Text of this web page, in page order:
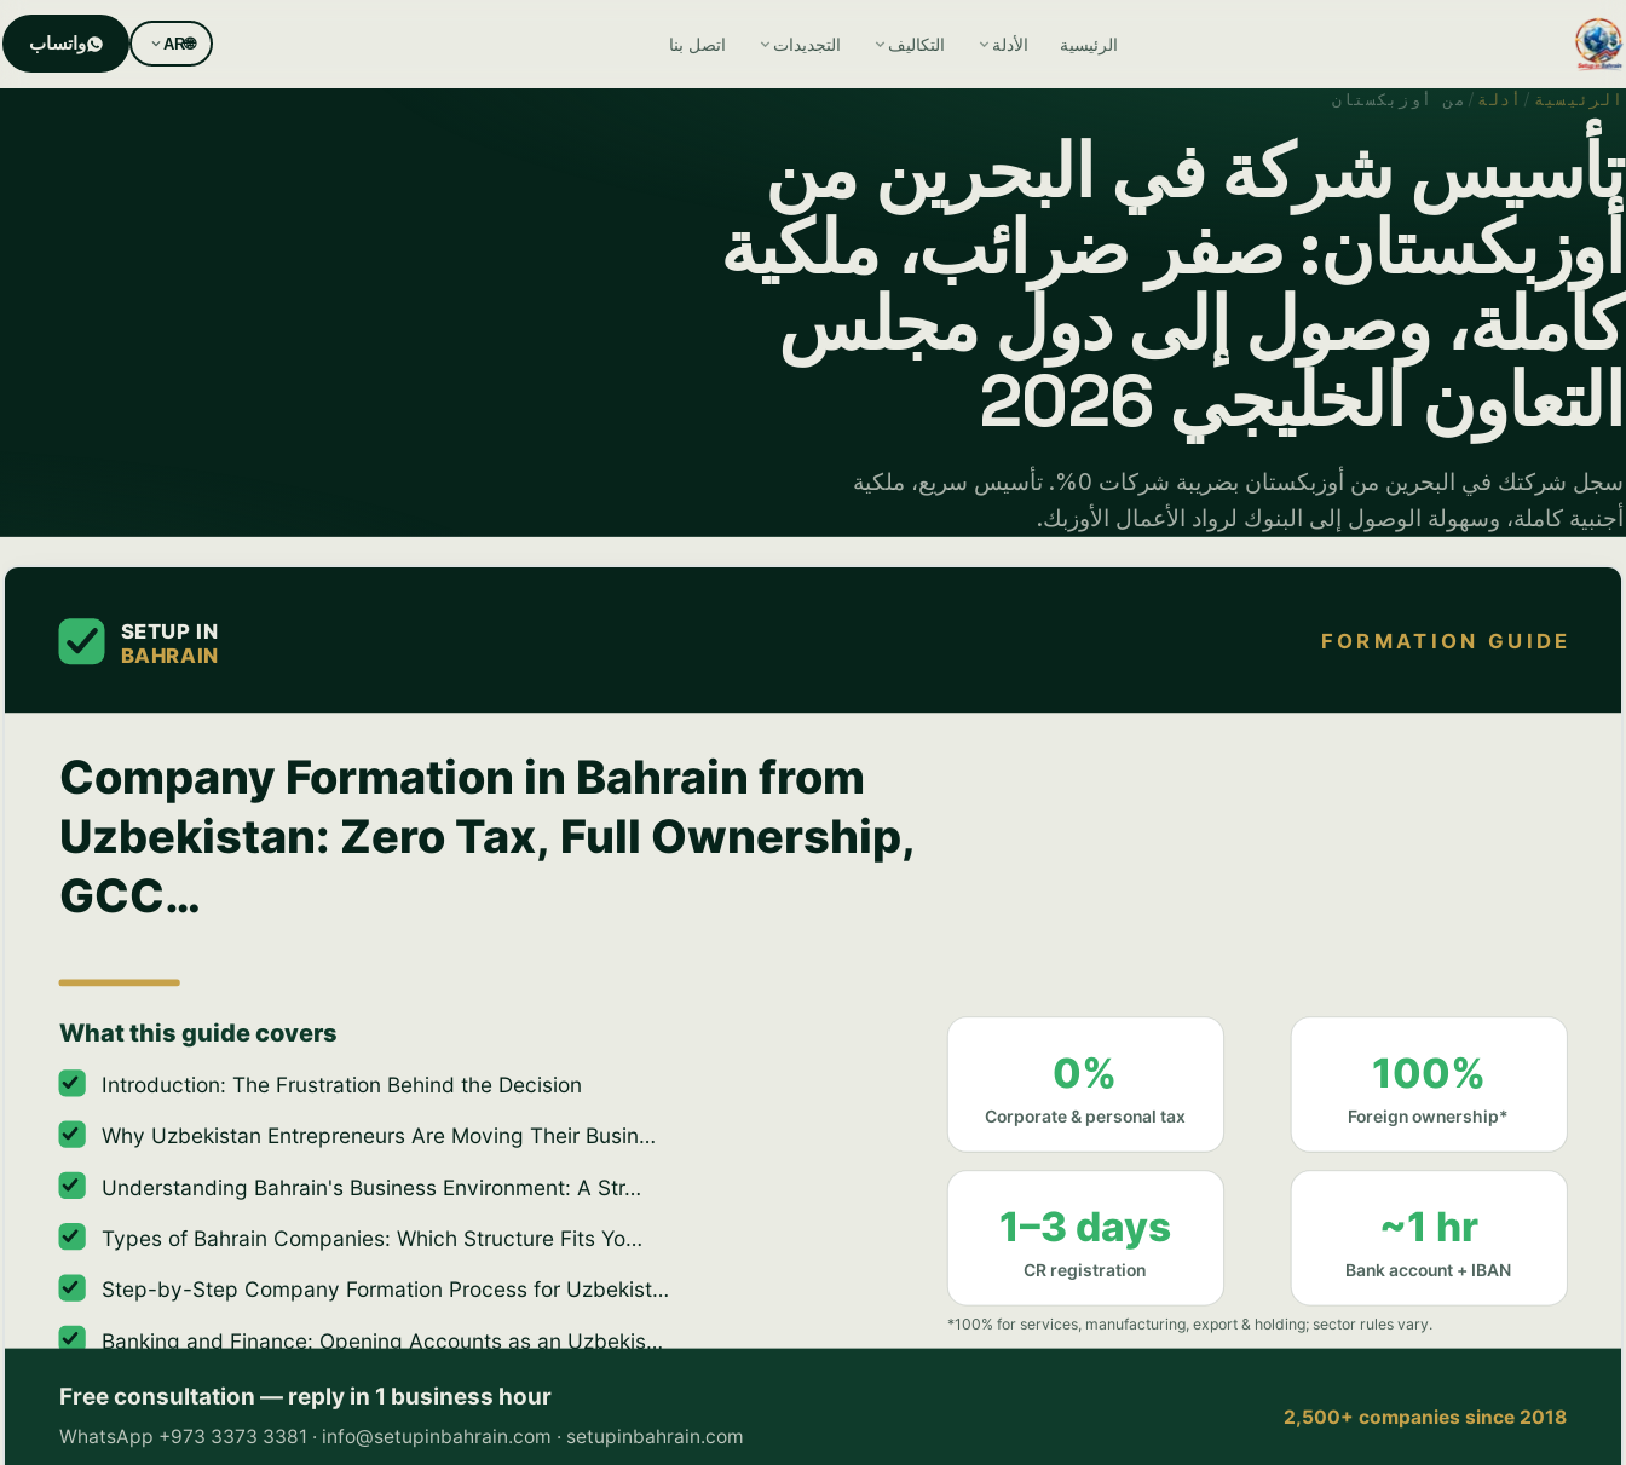
الرئيسية الأدلة التكاليف التجديدات اتصل بنا 🌐
AR واتساب
الرئيسية / أدلة / من أوزبكستان
تأسيس شركة في البحرين من
أوزبكستان: صفر ضرائب، ملكية
كاملة، وصول إلى دول مجلس
التعاون الخليجي 2026
سجل شركتك في البحرين من أوزبكستان بضريبة شركات 0%. تأسيس سريع، ملكية
أجنبية كاملة، وسهولة الوصول إلى البنوك لرواد الأعمال الأوزبك.